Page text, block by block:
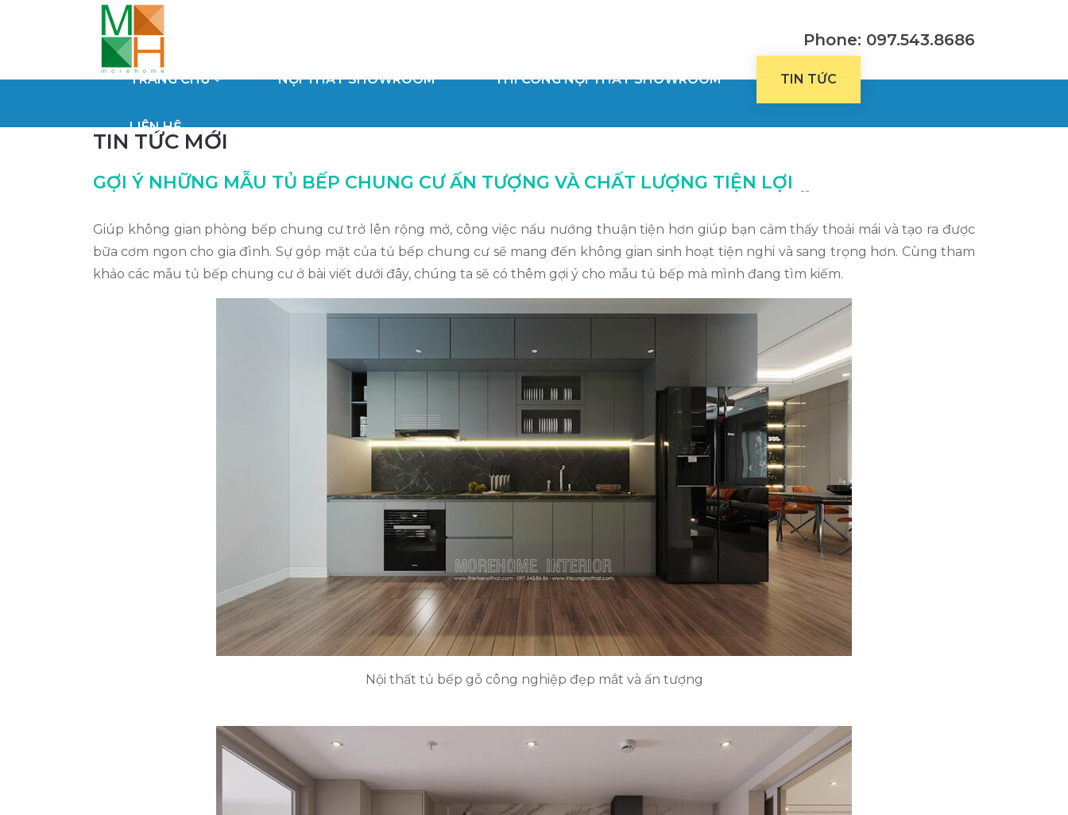
Phone: 097.543.8686
TRANG CHỦ NỘI THẤT SHOWROOM THI CÔNG NỘI THẤT SHOWROOM TIN TỨC
LIÊN HỆ
TIN TỨC MỚI
GỢI Ý NHỮNG MẪU TỦ BẾP CHUNG CƯ ẤN TƯỢNG VÀ CHẤT LƯỢNG TIỆN LỢI --
Giúp không gian phòng bếp chung cư trở lên rộng mở, công việc nấu nướng thuận tiện hơn giúp bạn cảm thấy thoải mái và tạo ra được
bữa cơm ngon cho gia đình. Sự góp mặt của tủ bếp chung cư sẽ mang đến không gian sinh hoạt tiện nghi và sang trọng hơn. Cùng tham
khảo các mẫu tủ bếp chung cư ở bài viết dưới đây, chúng ta sẽ có thêm gợi ý cho mẫu tủ bếp mà mình đang tìm kiếm.
Nội thất tủ bếp gỗ công nghiệp đẹp mắt và ấn tượng